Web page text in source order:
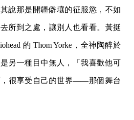
說那是開疆僻壤的征服慾，不如
所到之處，讓別人也看看。黃挺
的 Thom Yorke，全神陶醉於
另一種目中無人，「我喜歡他可
，很享受自己的世界——那個舞台